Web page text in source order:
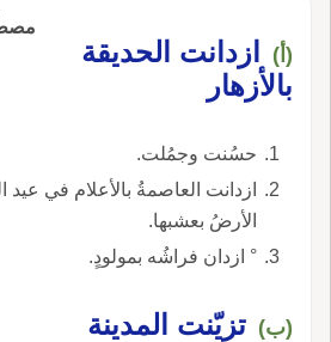
(أ)
ازدانت الحديقة
بالأزهار
حسُنت وجمُلت.
ازدانت العاصمةُ بالأعلام في عيد
الأرضُ بعشبها.
° ازدان فراشُه بمولودٍ.
(ب) تزيّنت المدينة